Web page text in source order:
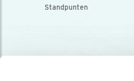
Standpunten